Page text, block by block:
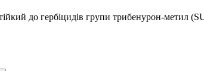
до гербіцидів групи трибенурон-метил